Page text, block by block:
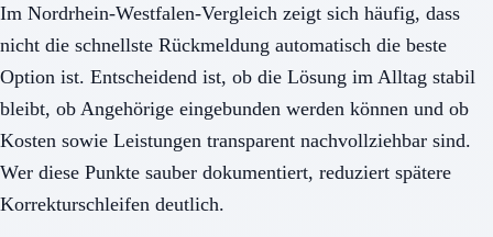
Im Nordrhein-Westfalen-Vergleich zeigt sich häufig, dass
nicht die schnellste Rückmeldung automatisch die beste
Option ist. Entscheidend ist, ob die Lösung im Alltag stabil
bleibt, ob Angehörige eingebunden werden können und ob
Kosten sowie Leistungen transparent nachvollziehbar sind.
Wer diese Punkte sauber dokumentiert, reduziert spätere
Korrekturschleifen deutlich.